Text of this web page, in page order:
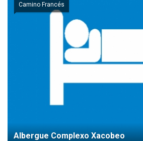
Camino Francés
Albergue Complexo Xacobeo